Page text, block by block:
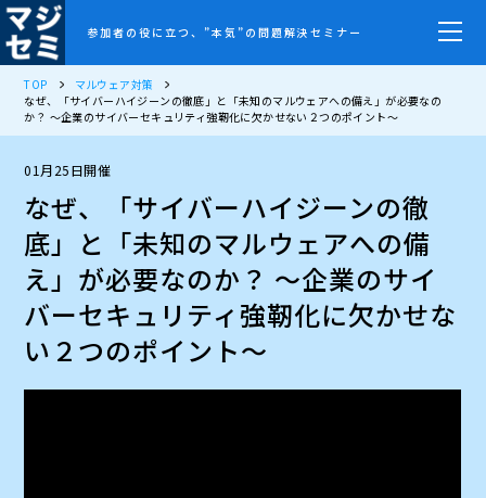
参加者の役に立つ、”本気”の問題解決セミナー
TOP
マルウェア対策
なぜ、「サイバーハイジーンの徹底」と「未知のマルウェアへの備え」が必要なの
か？ ～企業のサイバーセキュリティ強靭化に欠かせない２つのポイント～
01月25日開催
なぜ、「サイバーハイジーンの徹
底」と「未知のマルウェアへの備
え」が必要なのか？ ～企業のサイ
バーセキュリティ強靭化に欠かせな
い２つのポイント～